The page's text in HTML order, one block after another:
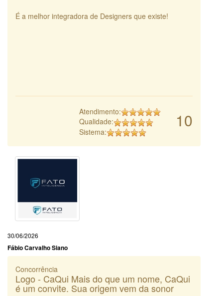
É a melhor integradora de Designers que existe!
10
Atendimento:
Qualidade:
Sistema:
30/06/2026
Fábio Carvalho Siano
Concorrência
Logo - CaQui Mais do que um nome, CaQui
é um convite. Sua origem vem da sonor